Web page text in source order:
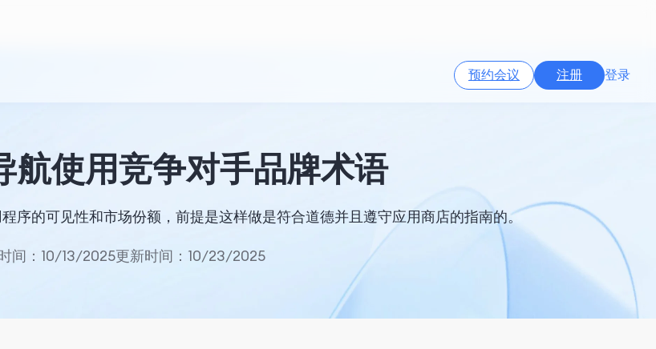
预约会议 注册 登录
航使用竞争对手品牌术语
序的可见性和市场份额，前提是这样做是符合道德并且遵守应用商店的指南的。
间：10/13/2025更新时间：10/23/2025